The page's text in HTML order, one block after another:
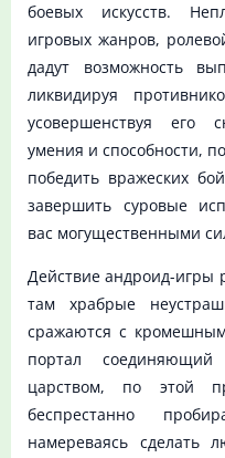
боевых искусств.
игровых жанров,
дадут возможность
ликвидируя
усовершенствуя его
умения и способности,
победить вражеских
завершить суровые
вас могущественными
Действие андроид-игры
там храбрые
сражаются с
портал
царством, по этой
беспрестанно
намереваясь сделать